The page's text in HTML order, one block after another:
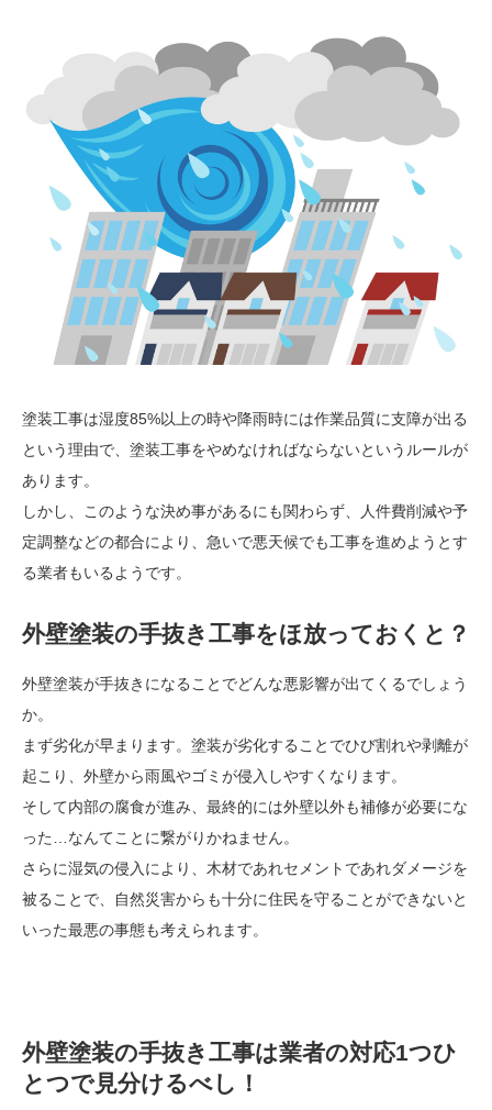
塗装工事は湿度85%以上の時や降雨時には作業品質に支障が出る
という理由で、塗装工事をやめなければならないというルールが
あります。
しかし、このような決め事があるにも関わらず、人件費削減や予
定調整などの都合により、急いで悪天候でも工事を進めようとす
る業者もいるようです。
外壁塗装の手抜き工事をほ放っておくと？
外壁塗装が手抜きになることでどんな悪影響が出てくるでしょう
か。
まず劣化が早まります。塗装が劣化することでひび割れや剥離が
起こり、外壁から雨風やゴミが侵入しやすくなります。
そして内部の腐食が進み、最終的には外壁以外も補修が必要にな
った…なんてことに繋がりかねません。
さらに湿気の侵入により、木材であれセメントであれダメージを
被ることで、自然災害からも十分に住民を守ることができないと
いった最悪の事態も考えられます。
外壁塗装の手抜き工事は業者の対応1つひ
とつで見分けるべし！